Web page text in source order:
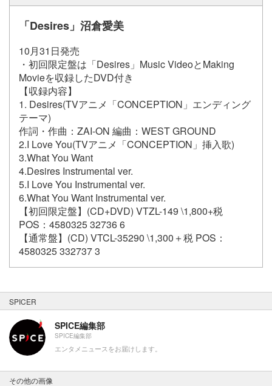
「Desires」沼倉愛美
10月31日発売
・初回限定盤は「Desires」Music VideoとMaking
Movieを収録したDVD付き
【収録内容】
1. Desires(TVアニメ「CONCEPTION」エンディング
テーマ)
作詞・作曲：ZAI-ON 編曲：WEST GROUND
2.I Love You(TVアニメ「CONCEPTION」挿入歌)
3.What You Want
4.Desires Instrumental ver.
5.I Love You Instrumental ver.
6.What You Want Instrumental ver.
【初回限定盤】(CD+DVD) VTZL-149 \1,800+税
POS：4580325 32736 6
【通常盤】(CD) VTCL-35290 \1,300＋税 POS：
4580325 332737 3
SPICER
SPICE編集部
SPICE編集部
エンタメニュースをお届けします。
その他の画像